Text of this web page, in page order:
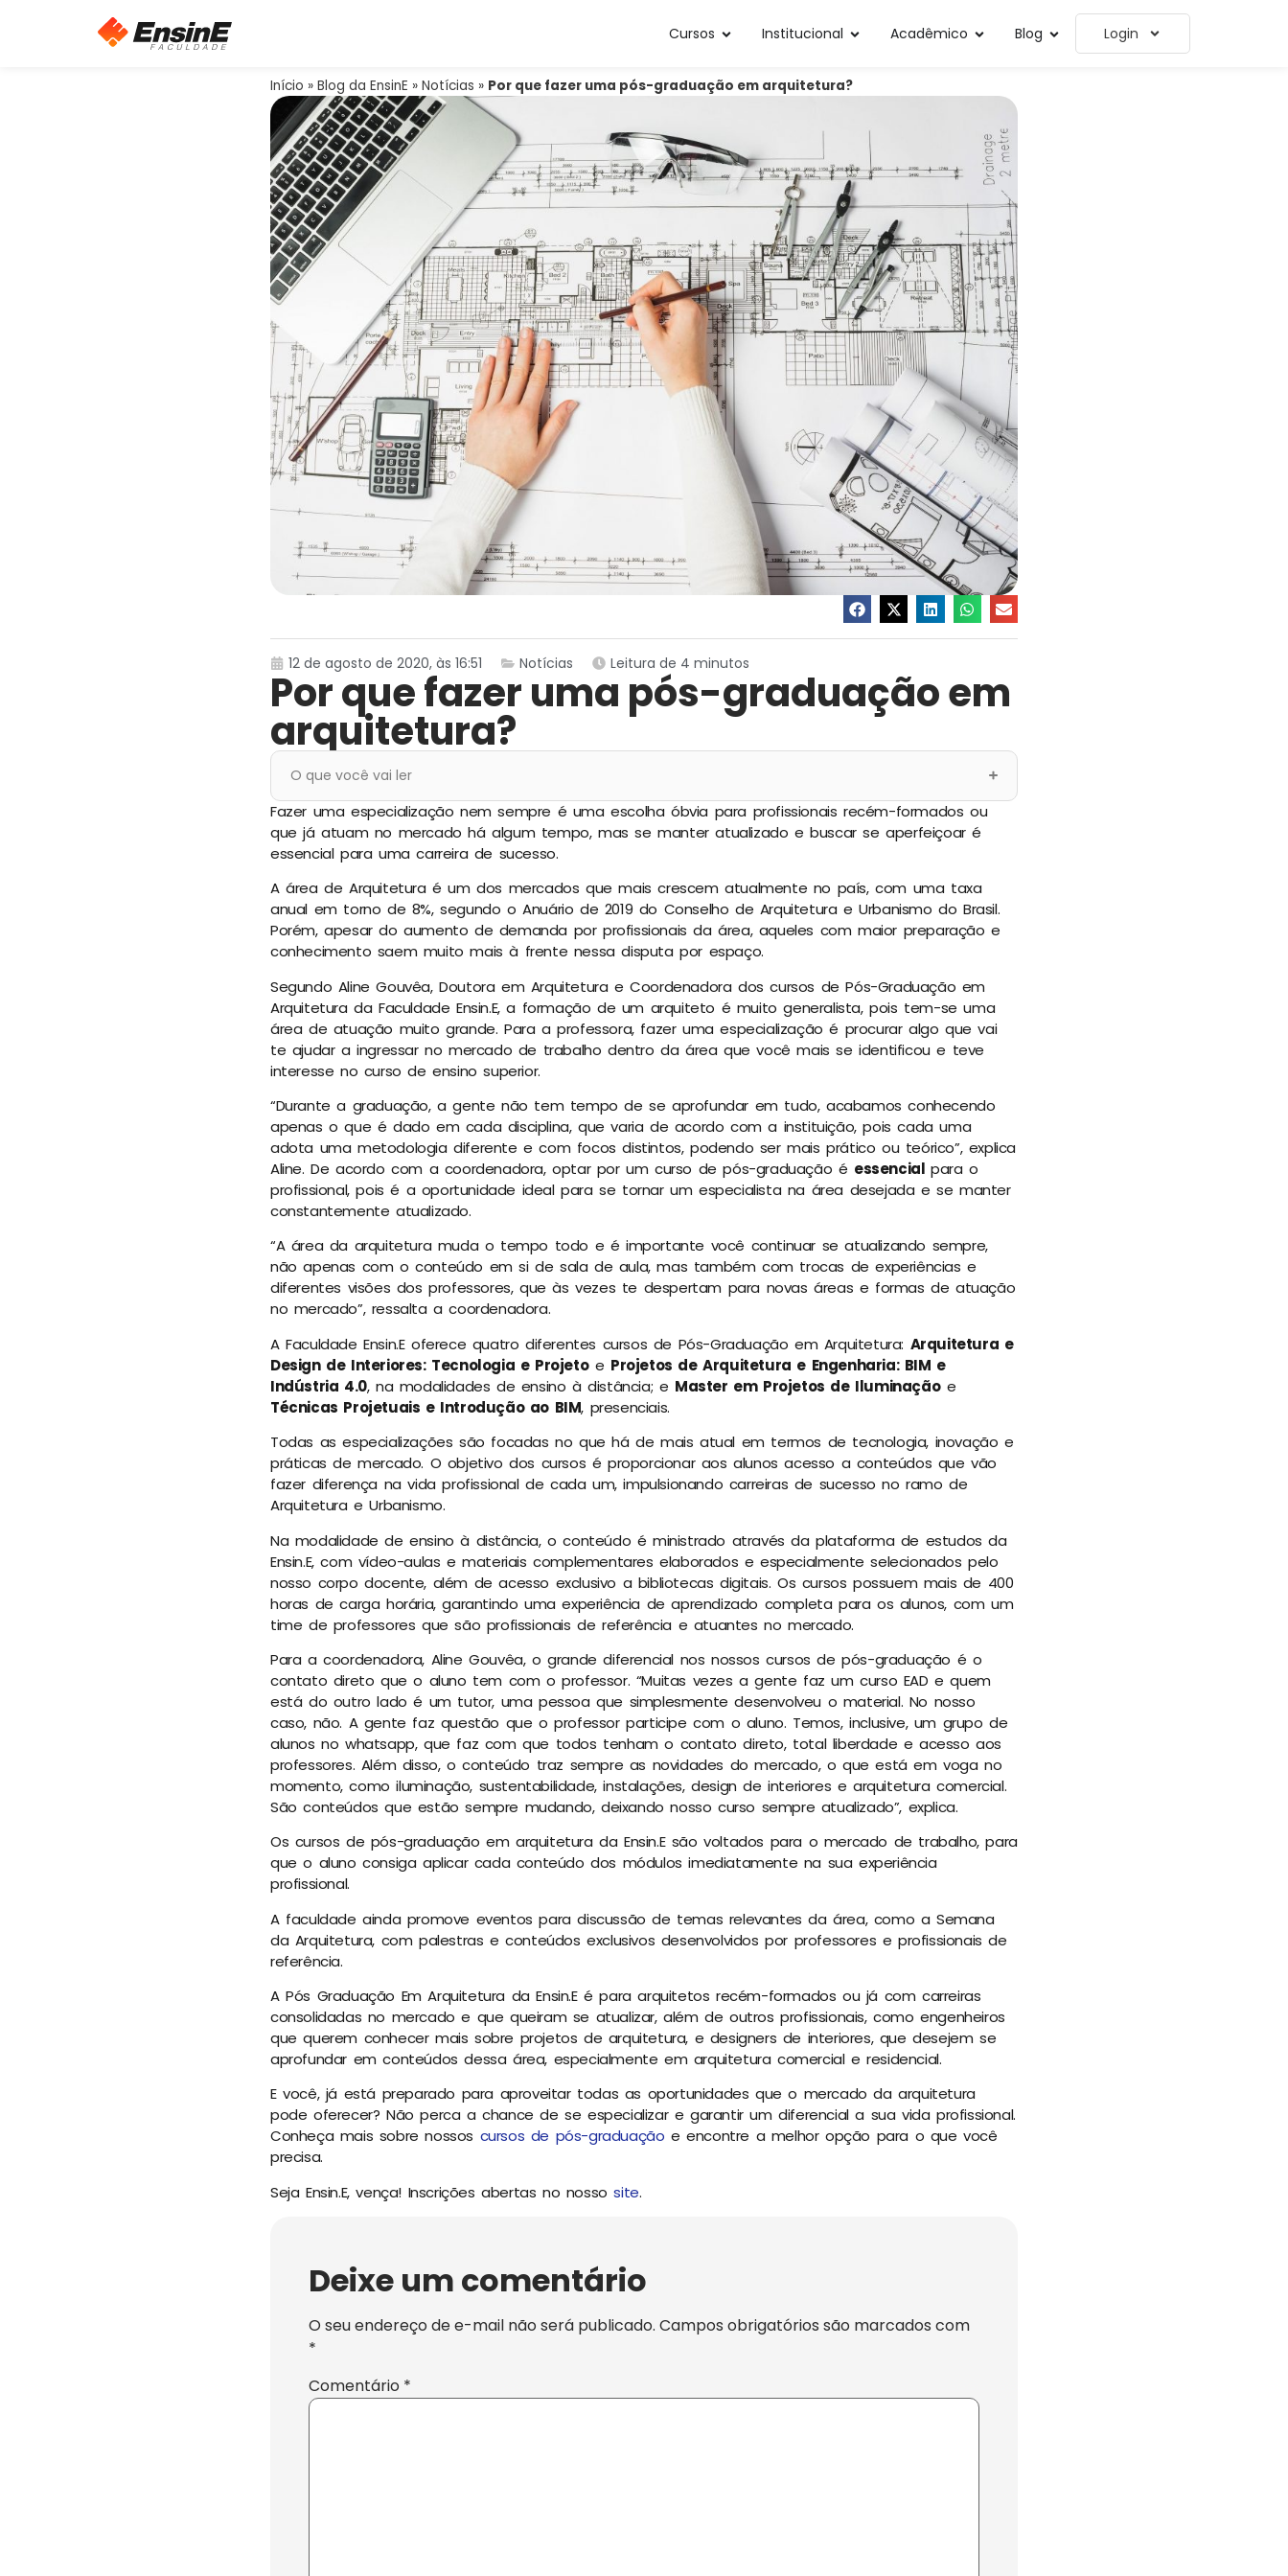
Cursos Institucional Acadêmico Blog Login
Início » Blog da EnsinE » Notícias » Por que fazer uma pós-graduação em arquitetura?
12 de agosto de 2020, às 16:51 Notícias Leitura de 4 minutos
Por que fazer uma pós-graduação em
arquitetura?
O que você vai ler
Fazer uma especialização nem sempre é uma escolha óbvia para profissionais recém-formados ou
que já atuam no mercado há algum tempo, mas se manter atualizado e buscar se aperfeiçoar é
essencial para uma carreira de sucesso.
A área de Arquitetura é um dos mercados que mais crescem atualmente no país, com uma taxa
anual em torno de 8%, segundo o Anuário de 2019 do Conselho de Arquitetura e Urbanismo do Brasil.
Porém, apesar do aumento de demanda por profissionais da área, aqueles com maior preparação e
conhecimento saem muito mais à frente nessa disputa por espaço.
Segundo Aline Gouvêa, Doutora em Arquitetura e Coordenadora dos cursos de Pós-Graduação em
Arquitetura da Faculdade Ensin.E, a formação de um arquiteto é muito generalista, pois tem-se uma
área de atuação muito grande. Para a professora, fazer uma especialização é procurar algo que vai
te ajudar a ingressar no mercado de trabalho dentro da área que você mais se identificou e teve
interesse no curso de ensino superior.
“Durante a graduação, a gente não tem tempo de se aprofundar em tudo, acabamos conhecendo
apenas o que é dado em cada disciplina, que varia de acordo com a instituição, pois cada uma
adota uma metodologia diferente e com focos distintos, podendo ser mais prático ou teórico”, explica
Aline. De acordo com a coordenadora, optar por um curso de pós-graduação é essencial para o
profissional, pois é a oportunidade ideal para se tornar um especialista na área desejada e se manter
constantemente atualizado.
“A área da arquitetura muda o tempo todo e é importante você continuar se atualizando sempre,
não apenas com o conteúdo em si de sala de aula, mas também com trocas de experiências e
diferentes visões dos professores, que às vezes te despertam para novas áreas e formas de atuação
no mercado”, ressalta a coordenadora.
A Faculdade Ensin.E oferece quatro diferentes cursos de Pós-Graduação em Arquitetura: Arquitetura e
Design de Interiores: Tecnologia e Projetoe Projetos de Arquitetura e Engenharia: BIM e
Indústria 4.0, na modalidades de ensino à distância; e Master em Projetos de Iluminaçãoe
Técnicas Projetuais e Introdução ao BIM, presenciais.
Todas as especializações são focadas no que há de mais atual em termos de tecnologia, inovação e
práticas de mercado. O objetivo dos cursos é proporcionar aos alunos acesso a conteúdos que vão
fazer diferença na vida profissional de cada um, impulsionando carreiras de sucesso no ramo de
Arquitetura e Urbanismo.
Na modalidade de ensino à distância, o conteúdo é ministrado através da plataforma de estudos da
Ensin.E, com vídeo-aulas e materiais complementares elaborados e especialmente selecionados pelo
nosso corpo docente, além de acesso exclusivo a bibliotecas digitais. Os cursos possuem mais de 400
horas de carga horária, garantindo uma experiência de aprendizado completa para os alunos, com um
time de professores que são profissionais de referência e atuantes no mercado.
Para a coordenadora, Aline Gouvêa, o grande diferencial nos nossos cursos de pós-graduação é o
contato direto que o aluno tem com o professor. “Muitas vezes a gente faz um curso EAD e quem
está do outro lado é um tutor, uma pessoa que simplesmente desenvolveu o material. No nosso
caso, não. A gente faz questão que o professor participe com o aluno. Temos, inclusive, um grupo de
alunos no whatsapp, que faz com que todos tenham o contato direto, total liberdade e acesso aos
professores. Além disso, o conteúdo traz sempre as novidades do mercado, o que está em voga no
momento, como iluminação, sustentabilidade, instalações, design de interiores e arquitetura comercial.
São conteúdos que estão sempre mudando, deixando nosso curso sempre atualizado”, explica.
Os cursos de pós-graduação em arquitetura da Ensin.E são voltados para o mercado de trabalho, para
que o aluno consiga aplicar cada conteúdo dos módulos imediatamente na sua experiência
profissional.
A faculdade ainda promove eventos para discussão de temas relevantes da área, como a Semana
da Arquitetura, com palestras e conteúdos exclusivos desenvolvidos por professores e profissionais de
referência.
A Pós Graduação Em Arquitetura da Ensin.E é para arquitetos recém-formados ou já com carreiras
consolidadas no mercado e que queiram se atualizar, além de outros profissionais, como engenheiros
que querem conhecer mais sobre projetos de arquitetura, e designers de interiores, que desejem se
aprofundar em conteúdos dessa área, especialmente em arquitetura comercial e residencial.
E você, já está preparado para aproveitar todas as oportunidades que o mercado da arquitetura
pode oferecer? Não perca a chance de se especializar e garantir um diferencial a sua vida profissional.
Conheça mais sobre nossos cursos de pós-graduação e encontre a melhor opção para o que você
precisa.
Seja Ensin.E, vença! Inscrições abertas no nossosite.
Deixe um comentário
O seu endereço de e-mail não será publicado. Campos obrigatórios são marcados com
*
Comentário *